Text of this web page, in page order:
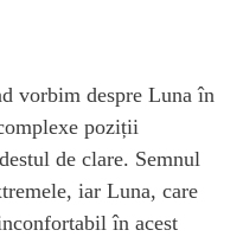
vorbim despre Luna în
poziții
de clare. Semnul
iar Luna, care
în acest